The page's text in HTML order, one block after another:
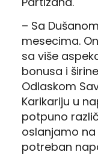
– Sa
mesecima.
sa više
bonusa i
Odlaskom
Karikariju u
potpuno
oslanjamo
potreban